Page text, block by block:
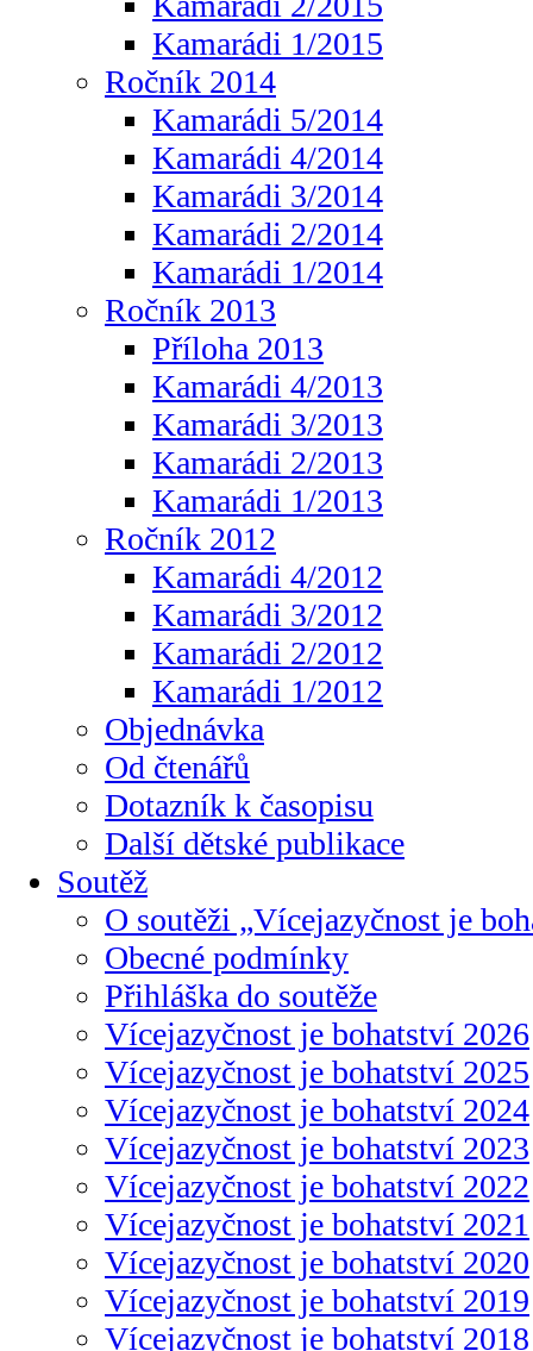
Kamarádi 1/2015
Ročník 2014
Kamarádi 5/2014
Kamarádi 4/2014
Kamarádi 3/2014
Kamarádi 2/2014
Kamarádi 1/2014
Ročník 2013
Příloha 2013
Kamarádi 4/2013
Kamarádi 3/2013
Kamarádi 2/2013
Kamarádi 1/2013
Ročník 2012
Kamarádi 4/2012
Kamarádi 3/2012
Kamarádi 2/2012
Kamarádi 1/2012
Objednávka
Od čtenářů
Dotazník k časopisu
Další dětské publikace
Soutěž
O soutěži „Vícejazyčnost je
Obecné podmínky
Přihláška do soutěže
Vícejazyčnost je bohatství 2026
Vícejazyčnost je bohatství 2025
Vícejazyčnost je bohatství 2024
Vícejazyčnost je bohatství 2023
Vícejazyčnost je bohatství 2022
Vícejazyčnost je bohatství 2021
Vícejazyčnost je bohatství 2020
Vícejazyčnost je bohatství 2019
Vícejazyčnost je bohatství 2018